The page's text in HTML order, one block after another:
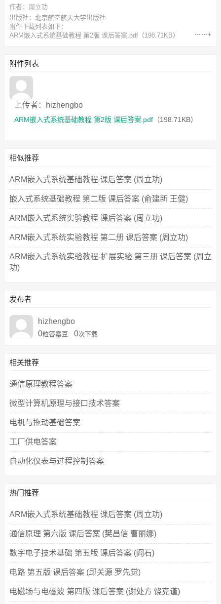
作者：周立功
出版社：北京航空航天大学出版社
附件下载列表如下：
ARM嵌入式系统基础教程 第2版 课后答案.pdf （198.71KB）
附件列表
上传者：hizhengbo
ARM嵌入式系统基础教程 第2版 课后答案.pdf （198.71KB）
相似推荐
ARM嵌入式系统基础教程 课后答案 (周立功)
嵌入式系统基础教程 第二版 课后答案 (俞建新 王健)
ARM嵌入式系统实验教程 课后答案 (周立功)
ARM嵌入式系统实验教程 第二册 课后答案 (周立功)
ARM嵌入式系统实验教程-扩展实验 第三册 课后答案 (周立
功)
发布者
hizhengbo
0粒答案豆 0次下载
相关推荐
通信原理教程答案
微型计算机原理与接口技术答案
电机与拖动基础答案
工厂供电答案
自动化仪表与过程控制答案
热门推荐
ARM嵌入式系统基础教程 课后答案 (周立功)
通信原理 第六版 课后答案 (樊昌信 曹丽娜)
数字电子技术基础 第五版 课后答案 (阎石)
电路 第五版 课后答案 (邱关源 罗先觉)
电磁场与电磁波 第四版 课后答案 (谢处方 饶克谨)